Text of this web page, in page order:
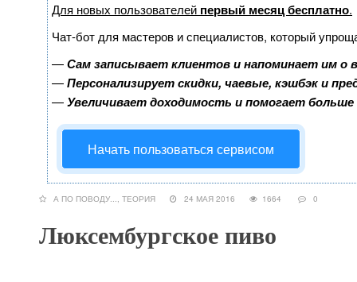
Для новых пользователей первый месяц бесплатно.
Чат-бот для мастеров и специалистов, который
—Сам записывает клиентов и напоминает им о
—Персонализирует скидки, чаевые, кэшбэк и
—Увеличивает доходимость и помогает
Начать пользоваться сервисом
А ПО ПОВОДУ..., ТЕОРИЯ 24 МАЯ 2016 1664 0
Люксембургское пиво